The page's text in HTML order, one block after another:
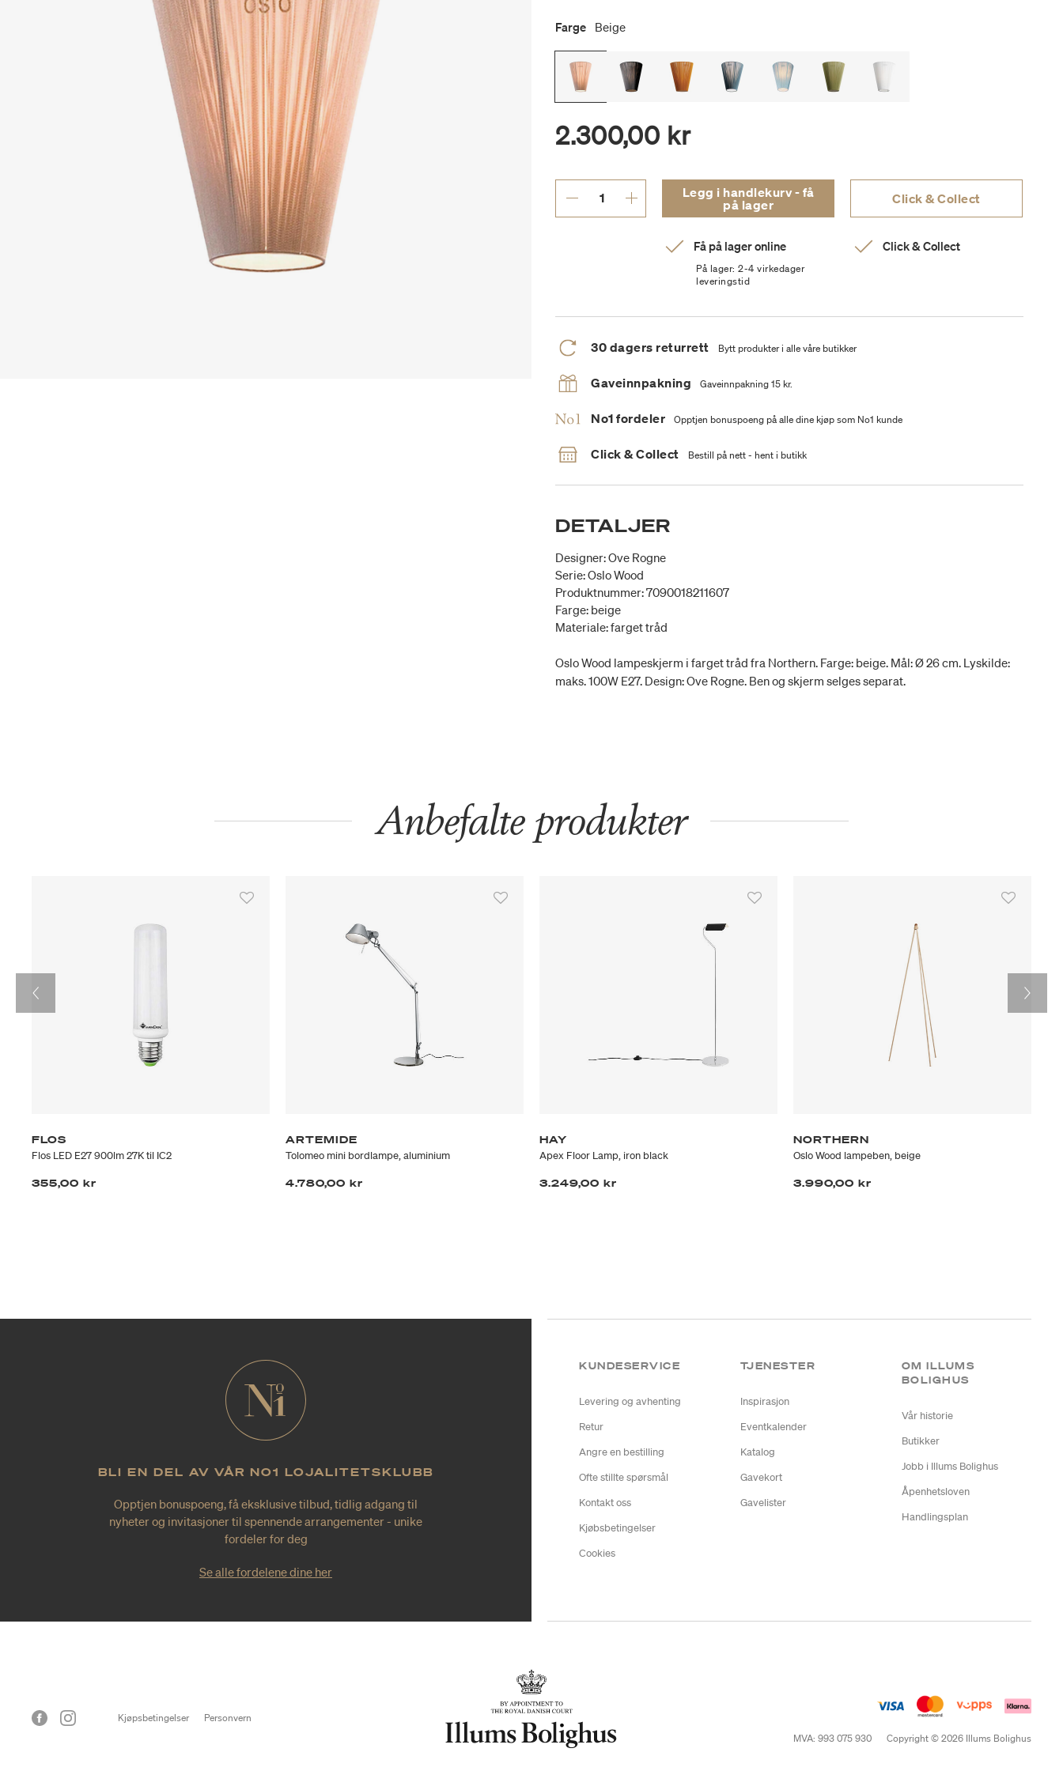
Farge Beige
2.300,00 kr
Legg i handlekurv - få
på lager
Click & Collect
Få på lager online
På lager: 2-4 virkedager
leveringstid
Click & Collect
30 dagers returrett Bytt produkter i alle våre butikker
Gaveinnpakning Gaveinnpakning 15 kr.
No1 fordeler Opptjen bonuspoeng på alle dine kjøp som No1 kunde
Click & Collect Bestill på nett - hent i butikk
DETALJER
Designer: Ove Rogne
Serie: Oslo Wood
Produktnummer: 7090018211607
Farge: beige
Materiale: farget tråd
Oslo Wood lampeskjerm i farget tråd fra Northern. Farge: beige. Mål: Ø 26 cm. Lyskilde:
maks. 100W E27. Design: Ove Rogne. Ben og skjerm selges separat.
Anbefalte produkter
FLOS
Flos LED E27 900lm 27K til IC2
355,00 kr
ARTEMIDE
Tolomeo mini bordlampe, aluminium
4.780,00 kr
HAY
Apex Floor Lamp, iron black
3.249,00 kr
NORTHERN
Oslo Wood lampeben, beige
3.990,00 kr
BLI EN DEL AV VÅR NO1 LOJALITETSKLUBB
Opptjen bonuspoeng, få eksklusive tilbud, tidlig adgang til
nyheter og invitasjoner til spennende arrangementer - unike
fordeler for deg
Se alle fordelene dine her
KUNDESERVICE
Levering og avhenting
Retur
Angre en bestilling
Ofte stillte spørsmål
Kontakt oss
Kjøbsbetingelser
Cookies
TJENESTER
Inspirasjon
Eventkalender
Katalog
Gavekort
Gavelister
OM ILLUMS
BOLIGHUS
Vår historie
Butikker
Jobb i Illums Bolighus
Åpenhetsloven
Handlingsplan
Kjøpsbetingelser
Personvern
MVA: 993 075 930
Copyright © 2026 Illums Bolighus